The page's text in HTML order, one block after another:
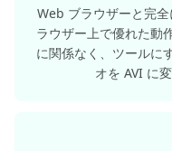
Web ブラウザーと完
ラウザー上で優れた動
に関係なく、ツールに
オを AVI に